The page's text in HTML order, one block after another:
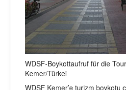
WDSF-Boykottaufruf für die
Kemer/Türkei
WDSF Kemer’e turizm boykotu